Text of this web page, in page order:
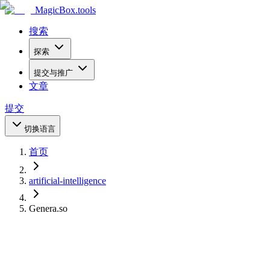
MagicBox.tools
搜索
探索
提交与推广
文章
提交
切换语言
首页
artificial-intelligence
Genera.so